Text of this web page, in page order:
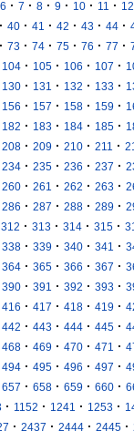
6 · 7 · 8 · 9 · 10 · 11 · 12
· 40 · 41 · 42 · 43 · 44 ·
· 73 · 74 · 75 · 76 · 77 ·
104 · 105 · 106 · 107 ·
130 · 131 · 132 · 133 ·
156 · 157 · 158 · 159 ·
182 · 183 · 184 · 185 ·
208 · 209 · 210 · 211 ·
234 · 235 · 236 · 237 ·
260 · 261 · 262 · 263 ·
286 · 287 · 288 · 289 ·
312 · 313 · 314 · 315 ·
338 · 339 · 340 · 341 ·
364 · 365 · 366 · 367 ·
390 · 391 · 392 · 393 ·
416 · 417 · 418 · 419 ·
442 · 443 · 444 · 445 ·
468 · 469 · 470 · 471 ·
494 · 495 · 496 · 497 ·
657 · 658 · 659 · 660 ·
· 1152 · 1241 · 1253 ·
· 2437 · 2444 · 2445 ·